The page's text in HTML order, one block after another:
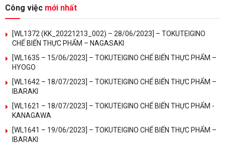
Công việc mới nhất
[WL1372 (KK_20221213_002) – 28/06/2023] – TOKUTEIGINO
CHẾ BIẾN THỰC PHẨM – NAGASAKI
[WL1635 – 15/06/2023] – TOKUTEIGINO CHẾ BIẾN THỰC PHẨM –
HYOGO
[WL1642 – 18/07/2023] – TOKUTEIGINO CHẾ BIẾN THỰC PHẨM –
IBARAKI
[WL1621 – 18/07/2023] – TOKUTEIGINO CHẾ BIẾN THỰC PHẨM -
KANAGAWA
[WL1641 – 19/06/2023] – TOKUTEIGINO CHẾ BIẾN THỰC PHẨM –
IBARAKI